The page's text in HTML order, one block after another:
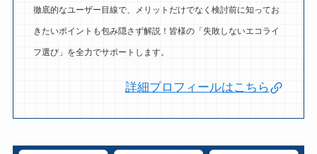
徹底的なユーザー目線で、メリットだけでなく検討前に知ってお
きたいポイントも包み隠さず解説！皆様の「失敗しないエコライ
フ選び」を全力でサポートします。
詳細プロフィールはこちら